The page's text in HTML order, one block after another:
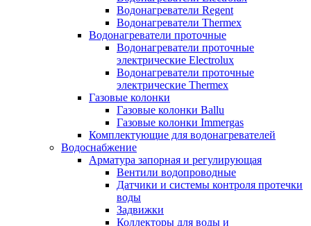
Водонагреватели Regent
Водонагреватели Thermex
Водонагреватели проточные
Водонагреватели проточные
электрические Electrolux
Водонагреватели проточные
электрические Thermex
Газовые колонки
Газовые колонки Ballu
Газовые колонки Immergas
Комплектующие для водонагревателей
Водоснабжение
Арматура запорная и регулирующая
Вентили водопроводные
Датчики и системы контроля протечки
воды
Задвижки
Коллекторы для воды и